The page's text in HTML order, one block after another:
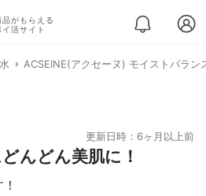
品がもらえる
活サイト
ACSEINE(アクセーヌ) モイストバラン
更新日時：6ヶ月以上前
んどん美肌に！